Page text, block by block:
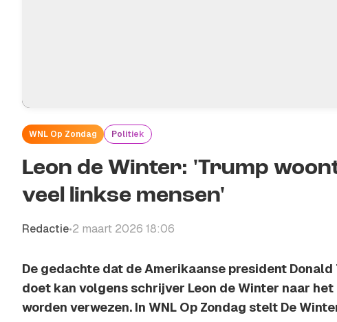
WNL Op Zondag Politiek
Leon de Winter: 'Trump
veel linkse mensen'
Redactie•2 maart 2026 18:06
De gedachte dat de Amerikaanse president Donald
doet kan volgens schrijver Leon de Winter naar
worden verwezen. In WNL Op Zondag stelt De